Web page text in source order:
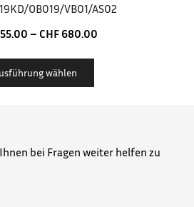
OB019/VB01/AS02
– CHF 680.00
wählen
bei Fragen weiter helfen zu